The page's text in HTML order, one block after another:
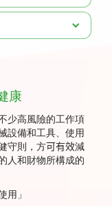
康
少高風險的工作項
設備和工具、使用
守則，方可有效減
人和財物所構成的
用」